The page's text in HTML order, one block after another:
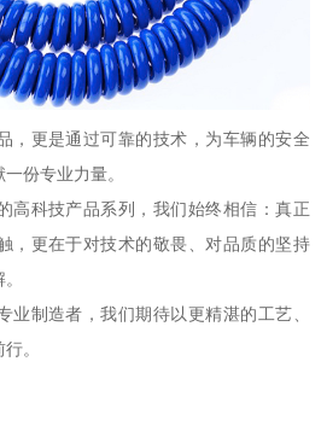
，更是通过可靠的技术，为车辆的安全
份专业力量。
高科技产品系列，我们始终相信：真正
，更在于对技术的敬畏、对品质的坚持
业制造者，我们期待以更精湛的工艺、
。